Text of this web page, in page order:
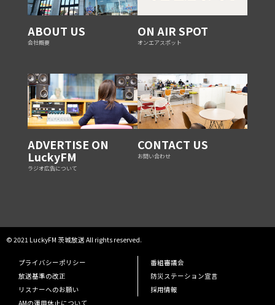
ABOUT US
会社概要
ON AIR SPOT
オンエアスポット
ADVERTISE ON
LuckyFM
ラジオ広告について
CONTACT US
お問い合わせ
© 2021 LuckyFM 茨城放送 All rights reserved.
プライバシーポリシー
番組審議会
放送基準の改正
防災ステーション宣言
リスナーへのお願い
採用情報
AMの運用休止について